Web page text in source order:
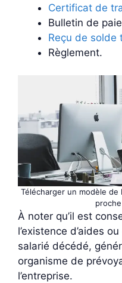
Certificat de
Bulletin de
Reçu de solde
Règlement.
Télécharger un modèle de
proche
À noter qu’il est
l’existence d’aides
salarié décédé,
organisme de
l’entreprise.